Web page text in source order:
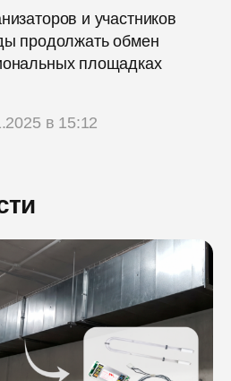
и участников
продолжать обмен
площадках
в 15:12